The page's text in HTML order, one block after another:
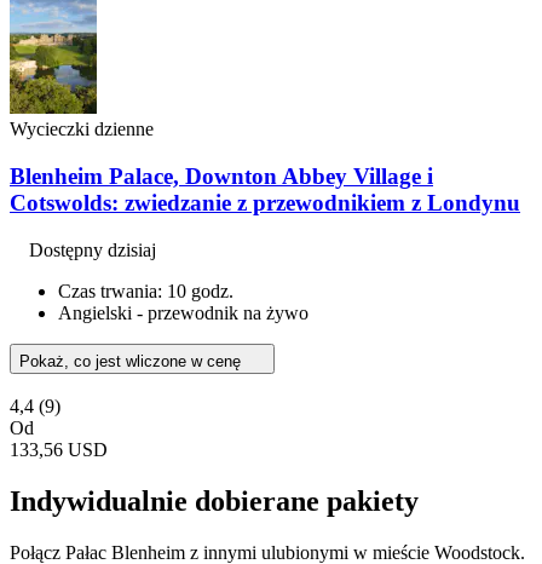
Wycieczki dzienne
Blenheim Palace, Downton Abbey Village i
Cotswolds: zwiedzanie z przewodnikiem z Londynu
Dostępny dzisiaj
Czas trwania: 10 godz.
Angielski - przewodnik na żywo
Pokaż, co jest wliczone w cenę
4,4 (9)
Od
133,56 USD
Indywidualnie dobierane pakiety
Połącz Pałac Blenheim z innymi ulubionymi w mieście Woodstock.